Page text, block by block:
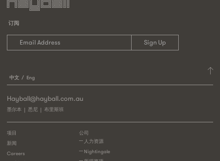
订阅
中文 Eng
Hayball@hayball.com.au
墨尔本 悉尼 布里斯班
公司
人力资源
Nightingale
项目
新闻
Careers